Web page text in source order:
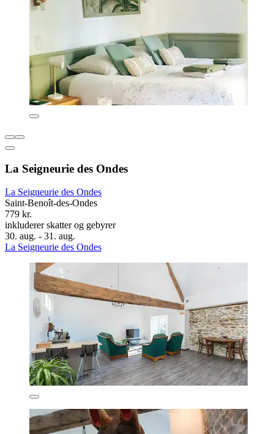
La Seigneurie des Ondes
La Seigneurie des Ondes
Saint-Benoît-des-Ondes
779 kr.
inkluderer skatter og gebyrer
30. aug. - 31. aug.
La Seigneurie des Ondes